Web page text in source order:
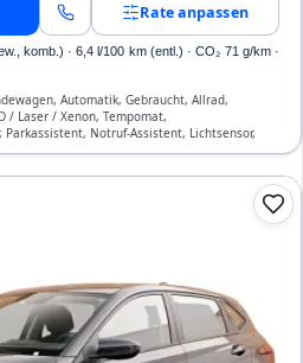
Rate anpassen
komb.) · 6,4 l/100 km (entl.) · CO₂ 71 g/km ·
Automatik, Gebraucht, Allrad,
/ Laser / Xenon, Tempomat,
Notruf-Assistent, Lichtsensor,
Verkehrszeichen-